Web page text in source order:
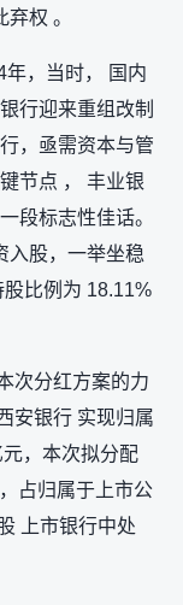
权 。
年，当时， 国内
行迎来重组改制
，亟需资本与管
节点 ， 丰业银
段标志性佳话。
入股，一举坐稳
比例为 18.11%
次分红方案的力
安银行 实现归属
，本次拟分配
占归属于上市公
上市银行中处